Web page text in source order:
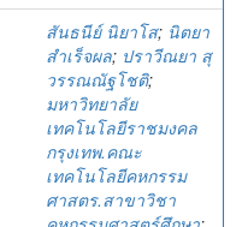
สันธนีย์ นิยาโส; นิตยา
สำเร็จผล; ปราวีณยา สุ
วรรณณัฐโชติ;
มหาวิทยาลัย
เทคโนโลยีราชมงคล
กรุงเทพ.คณะ
เทคโนโลยีคหกรรม
ศาสตร.สาขาวิชา